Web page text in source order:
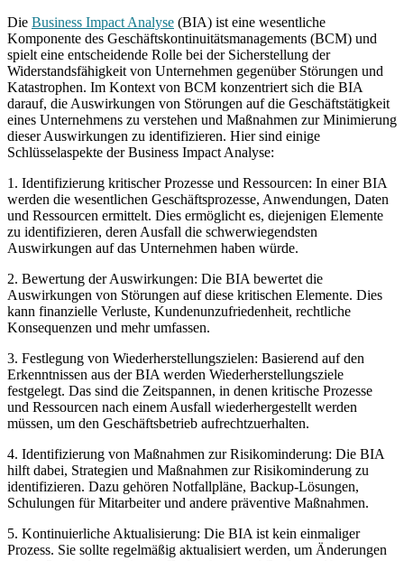
Die Business Impact Analyse (BIA) ist eine wesentliche
Komponente des Geschäftskontinuitätsmanagements (BCM) und
spielt eine entscheidende Rolle bei der Sicherstellung der
Widerstandsfähigkeit von Unternehmen gegenüber Störungen und
Katastrophen. Im Kontext von BCM konzentriert sich die BIA
darauf, die Auswirkungen von Störungen auf die Geschäftstätigkeit
eines Unternehmens zu verstehen und Maßnahmen zur Minimierung
dieser Auswirkungen zu identifizieren. Hier sind einige
Schlüsselaspekte der Business Impact Analyse:
1. Identifizierung kritischer Prozesse und Ressourcen: In einer BIA
werden die wesentlichen Geschäftsprozesse, Anwendungen, Daten
und Ressourcen ermittelt. Dies ermöglicht es, diejenigen Elemente
zu identifizieren, deren Ausfall die schwerwiegendsten
Auswirkungen auf das Unternehmen haben würde.
2. Bewertung der Auswirkungen: Die BIA bewertet die
Auswirkungen von Störungen auf diese kritischen Elemente. Dies
kann finanzielle Verluste, Kundenunzufriedenheit, rechtliche
Konsequenzen und mehr umfassen.
3. Festlegung von Wiederherstellungszielen: Basierend auf den
Erkenntnissen aus der BIA werden Wiederherstellungsziele
festgelegt. Das sind die Zeitspannen, in denen kritische Prozesse
und Ressourcen nach einem Ausfall wiederhergestellt werden
müssen, um den Geschäftsbetrieb aufrechtzuerhalten.
4. Identifizierung von Maßnahmen zur Risikominderung: Die BIA
hilft dabei, Strategien und Maßnahmen zur Risikominderung zu
identifizieren. Dazu gehören Notfallpläne, Backup-Lösungen,
Schulungen für Mitarbeiter und andere präventive Maßnahmen.
5. Kontinuierliche Aktualisierung: Die BIA ist kein einmaliger
Prozess. Sie sollte regelmäßig aktualisiert werden, um Änderungen